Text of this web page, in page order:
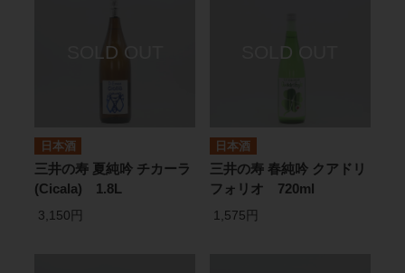
日本酒
三井の寿 夏純吟 チカーラ
(Cicala) 1.8L
3,150円
日本酒
三井の寿 春純吟 クアドリ
フォリオ 720ml
1,575円